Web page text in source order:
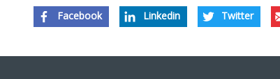
Facebook Linkedin Twitter